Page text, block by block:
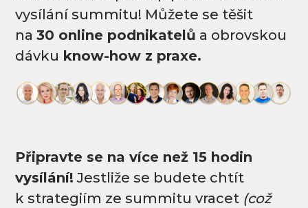
vysílání summitu! Můžete se těšit
na30 online podnikatelů a obrovskou
dávku know-how z praxe.
Připravte se na více než 15 hodin
vysílání! Jestliže se budete chtít
k strategiím ze summitu vracet (což